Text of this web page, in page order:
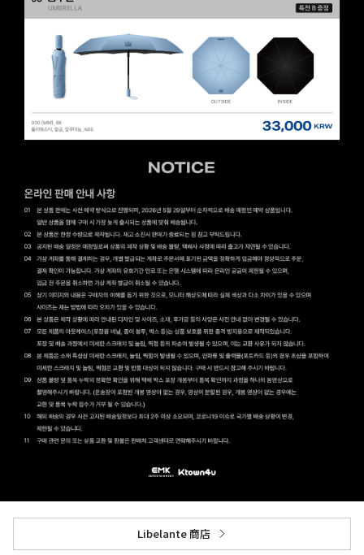
Libelante 商店